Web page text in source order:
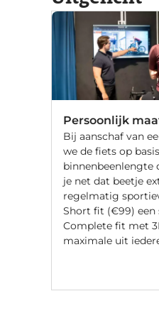
Persoonlijk
Bij aanschaf van
we de fiets op
binnenbeenlengte
je net dat beetje
regelmatig
Short fit (€99) een
Complete fit met
maximale uit